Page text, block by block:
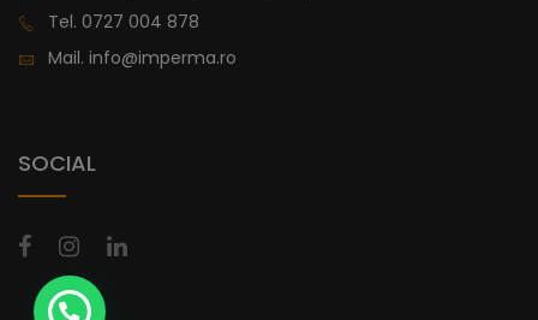
Tel. 0727 004 878
Mail. info@imperma.ro
SOCIAL